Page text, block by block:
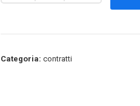
Categoria:contratti